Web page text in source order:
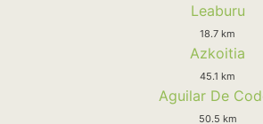
Leaburu
18.7 km
Azkoitia
45.1 km
Aguilar De
50.5 km